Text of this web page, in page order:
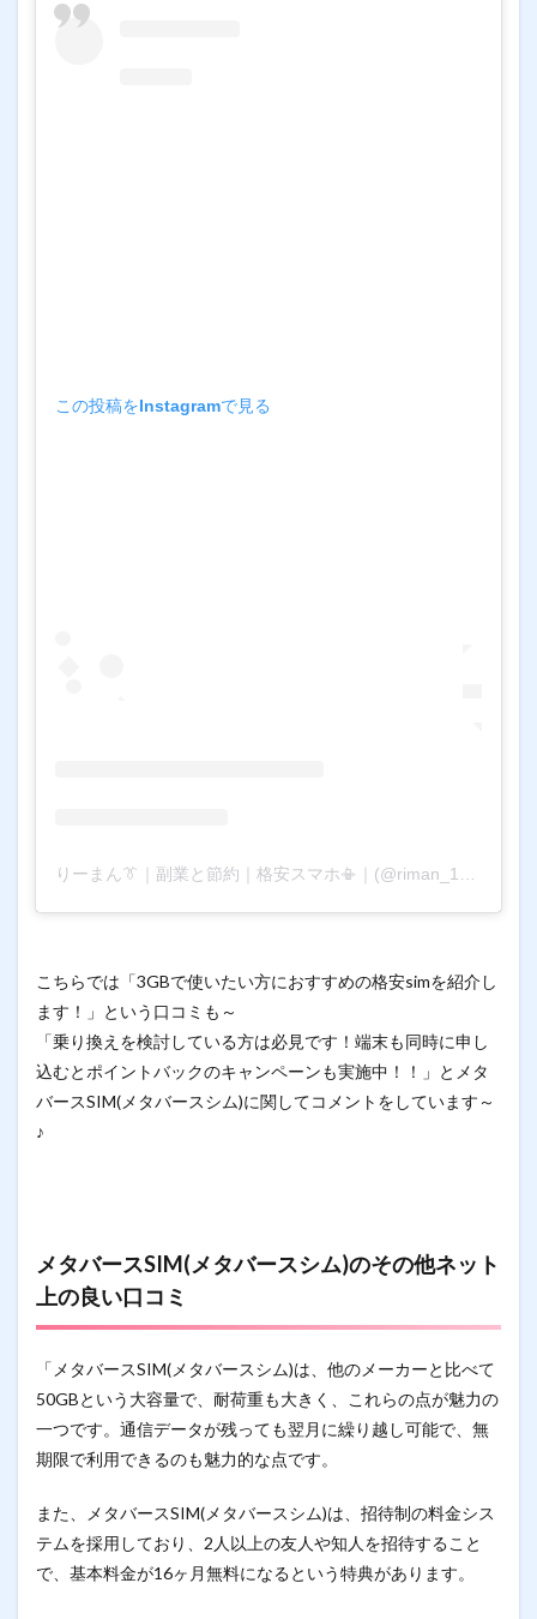
この投稿をInstagramで見る
こちらでは「3GBで使いたい方におすすめの格安simを紹介し
ます！」という口コミも～
「乗り換えを検討している方は必見です！端末も同時に申し
込むとポイントバックのキャンペーンも実施中！！」とメタ
バースSIM(メタバースシム)に関してコメントをしています～
♪
メタバースSIM(メタバースシム)のその他ネット
上の良い口コミ
「メタバースSIM(メタバースシム)は、他のメーカーと比べて
50GBという大容量で、耐荷重も大きく、これらの点が魅力の
一つです。通信データが残っても翌月に繰り越し可能で、無
期限で利用できるのも魅力的な点です。
また、メタバースSIM(メタバースシム)は、招待制の料金シス
テムを採用しており、2人以上の友人や知人を招待すること
で、基本料金が16ヶ月無料になるという特典があります。